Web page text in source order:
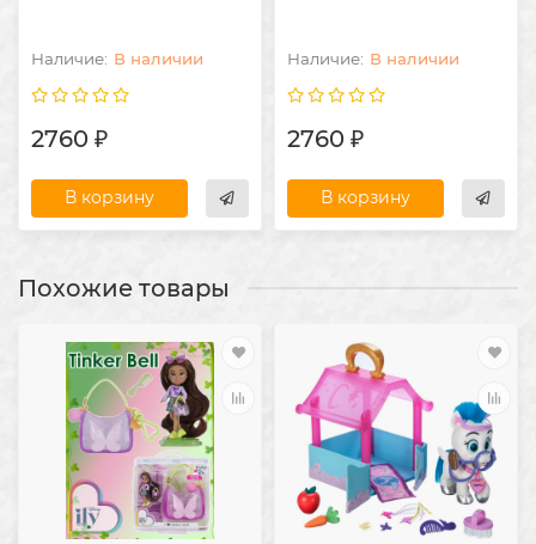
В наличии
2760 ₽
В корзину
В наличии
2760 ₽
В корзину
Похожие товары